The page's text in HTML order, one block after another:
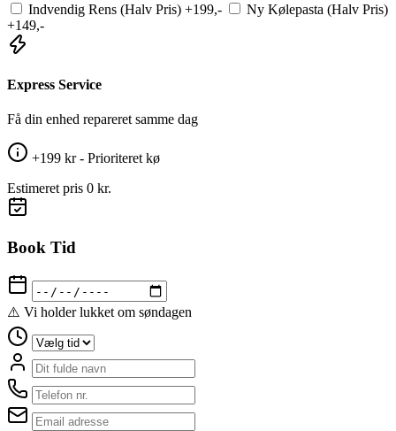
Indvendig Rens (Halv Pris) +199,-
Ny Kølepasta (Halv Pris)
+149,-
Express Service
Få din enhed repareret samme dag
+199 kr - Prioriteret kø
Estimeret pris 0 kr.
Book Tid
⚠️ Vi holder lukket om søndagen